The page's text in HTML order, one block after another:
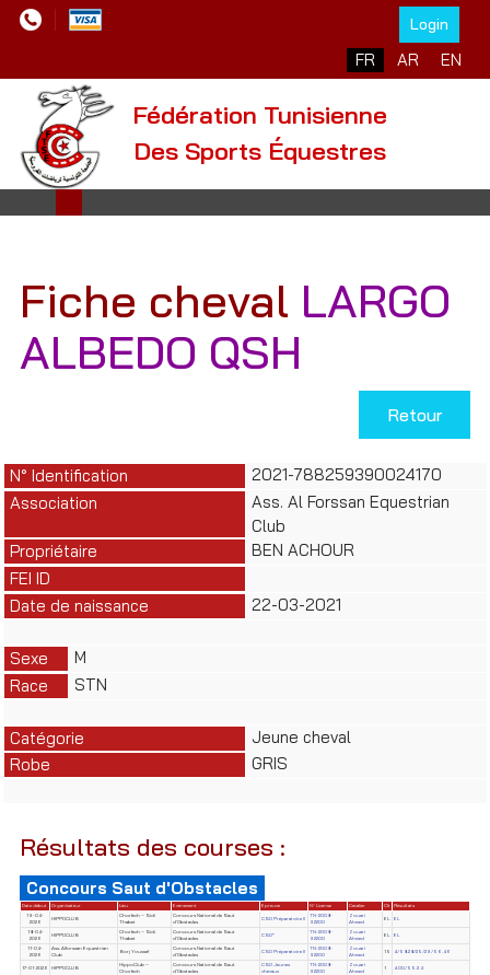
Login
Sélectionnez votre
FR AR EN
Fédération Tunisienne
Des Sports Équestres
Fiche cheval LARGO
ALBEDO QSH
Retour
N° Identification
2021-788259390024170
Association
Ass. Al Forssan Equestrian
Club
Propriétaire
BEN ACHOUR
FEI ID
Date de naissance
22-03-2021
Sexe
M
Race
STN
Catégorie
Jeune cheval
Robe
GRIS
Résultats des courses :
Concours Saut d'Obstacles
Date début Organisateur Lieu Evènement Epreuve N° License Cavalier Clt
Résultats
19-04-
2026
HIPPOCLUB
Chorfech – Sidi
Thabet
Concours National de Saut
d'Obstacles
CSO Préparatoire II
TN-2008-
92200
Zouari
Ahmed
EL EL
18-04-
2026
HIPPOCLUB
Chorfech – Sidi
Thabet
Concours National de Saut
d'Obstacles
CSO*
TN-2008-
92200
Zouari
Ahmed
EL EL
11-04-
2026
Ass. Alforssan Equestrian
Club
Borj Youssef
Concours National de Saut
d'Obstacles
CSO Préparatoire II
TN-2008-
92200
Zouari
Ahmed
15 4/58.28/25/29/56.46
17-01-2026 HIPPOCLUB
HippoClub –
Chorfech
Concours National de Saut
d'Obstacles
CSO Jeunes
chevaux
TN-2008-
92200
Zouari
Ahmed
1 4.00/55.34